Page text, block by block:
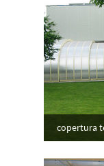
copertura